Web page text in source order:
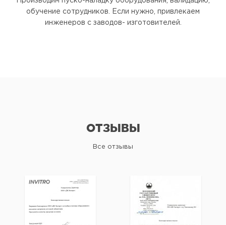
обучение сотрудников. Если нужно, привлекаем
инженеров с заводов- изготовителей.
ОТЗЫВЫ
Все отзывы